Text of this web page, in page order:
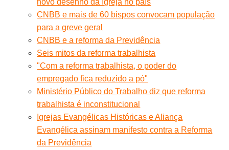
CNBB e mais de 60 bispos convocam população
para a greve geral
CNBB e a reforma da Previdência
Seis mitos da reforma trabalhista
"Com a reforma trabalhista, o poder do
empregado fica reduzido a pó"
Ministério Público do Trabalho diz que reforma
trabalhista é inconstitucional
Igrejas Evangélicas Históricas e Aliança
Evangélica assinam manifesto contra a Reforma
da Previdência